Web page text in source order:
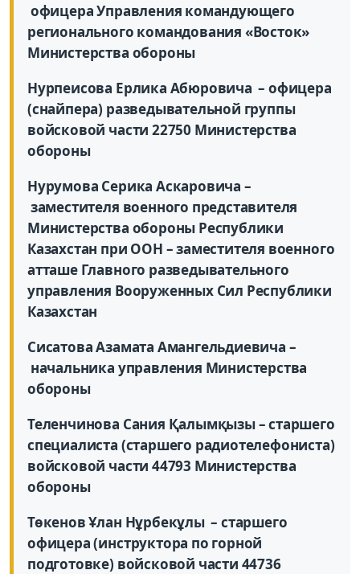
офицера Управления командующего
регионального командования «Восток»
Министерства обороны
Нурпеисова Ерлика Абюровича – офицера
(снайпера) разведывательной группы
войсковой части 22750 Министерства
обороны
Нурумова Серика Аскаровича –
заместителя военного представителя
Министерства обороны Республики
Казахстан при ООН – заместителя военного
атташе Главного разведывательного
управления Вооруженных Сил Республики
Казахстан
Сисатова Азамата Амангельдиевича –
начальника управления Министерства
обороны
Теленчинова Сания Қалымқызы – старшего
специалиста (старшего радиотелефониста)
войсковой части 44793 Министерства
обороны
Төкенов Ұлан Нұрбекұлы – старшего
офицера (инструктора по горной
подготовке) войсковой части 44736